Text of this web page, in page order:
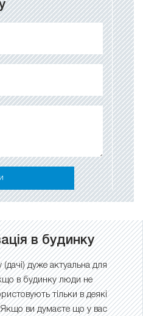
в будинку
дуже актуальна для
в будинку люди не
тільки в деякі
Якщо ви думаєте що у вас